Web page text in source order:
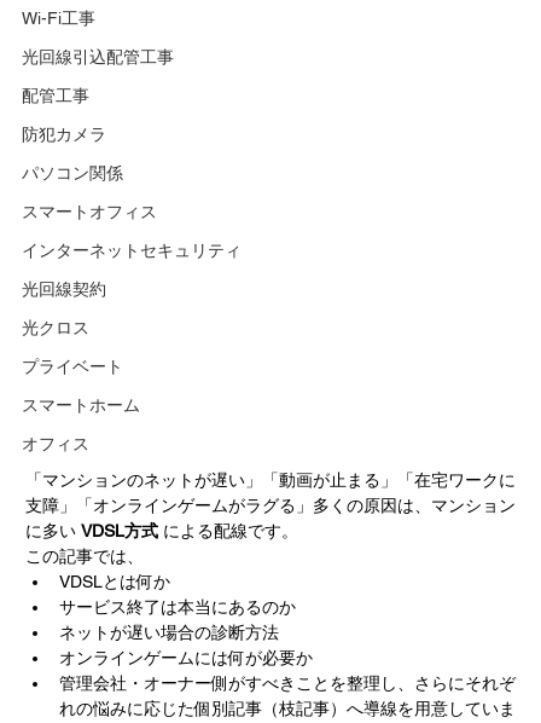
Wi-Fi工事
光回線引込配管工事
配管工事
防犯カメラ
パソコン関係
スマートオフィス
インターネットセキュリティ
光回線契約
光クロス
プライベート
スマートホーム
オフィス
「マンションのネットが遅い」「動画が止まる」「在宅ワークに
支障」「オンラインゲームがラグる」多くの原因は、マンション
に多い VDSL方式 による配線です。
この記事では、
VDSLとは何か
サービス終了は本当にあるのか
ネットが遅い場合の診断方法
オンラインゲームには何が必要か
管理会社・オーナー側がすべきことを整理し、さらにそれぞ
れの悩みに応じた個別記事（枝記事）へ導線を用意していま